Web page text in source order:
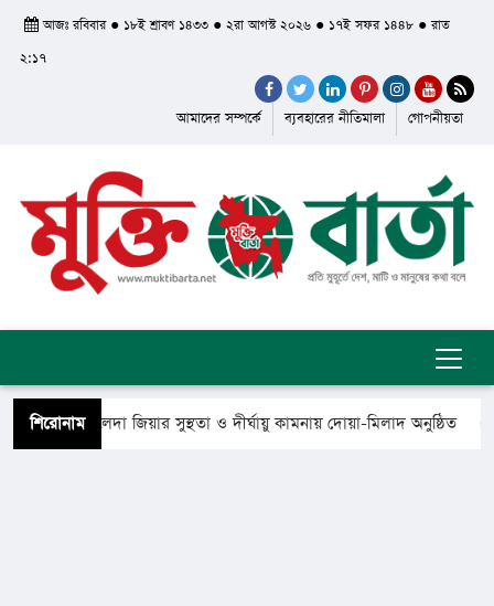
আজঃ রবিবার ● ১৮ই শ্রাবণ ১৪৩৩ ● ২রা আগস্ট ২০২৬ ● ১৭ই সফর ১৪৪৮ ● রাত
২:১৭
আমাদের সম্পর্কে ব্যবহারের নীতিমালা গোপনীয়তা
শিরোনামখালেদা জিয়ার সুস্থতা ও দীর্ঘায়ু কামনায় দোয়া-মিলাদ অনুষ্ঠিত